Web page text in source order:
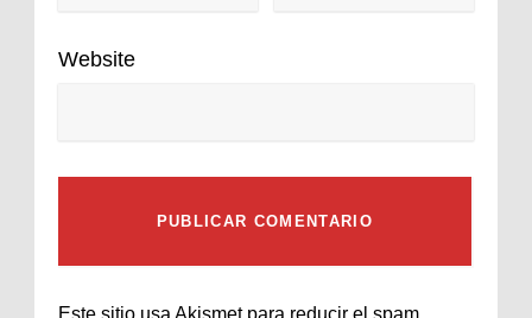
Website
Este sitio usa Akismet para reducir el spam.